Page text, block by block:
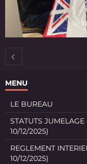
MENU
LE BUREAU
STATUTS
10/12/2025)
REGLEMENT
10/12/2025)